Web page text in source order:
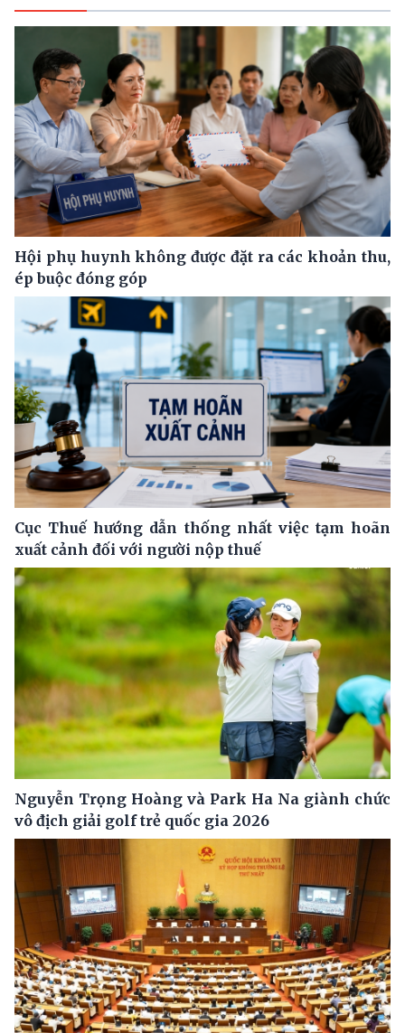
Hội phụ huynh không được đặt ra các khoản thu,
ép buộc đóng góp
Cục Thuế hướng dẫn thống nhất việc tạm hoãn
xuất cảnh đối với người nộp thuế
Nguyễn Trọng Hoàng và Park Ha Na giành chức
vô địch giải golf trẻ quốc gia 2026